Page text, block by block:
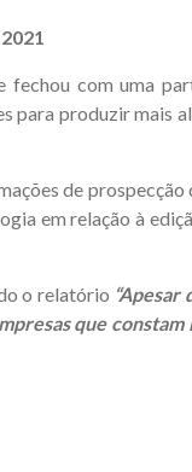
com uma
para produzir mais
de
em relação à
o relatório “Apesar
que constam